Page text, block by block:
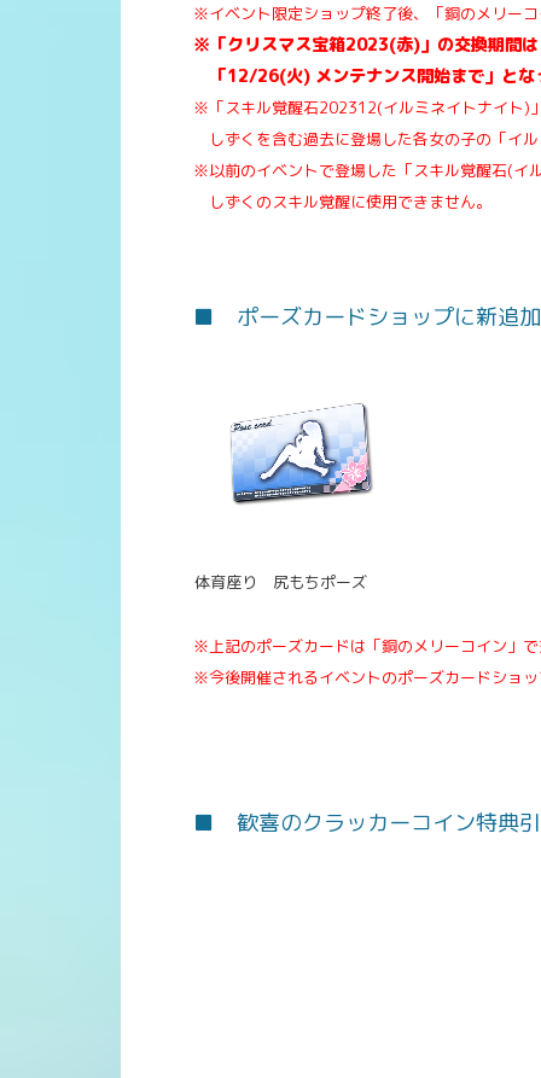
※イベント限定ショップ終了後、「銅のメリー
※「クリスマス宝箱2023(赤)」の交換期間は
「12/26(火) メンテナンス開始まで」とな
※「スキル覚醒石202312(イルミネイトナイト)
しずくを含む過去に登場した各女の子の「イ
※以前のイベントで登場した「スキル覚醒石(イ
しずくのスキル覚醒に使用できません。
■ ポーズカードショップに新追
体育座り 尻もちポーズ
※上記のポーズカードは「銅のメリーコイン」
※今後開催されるイベントのポーズカードショ
■ 歓喜のクラッカーコイン特典